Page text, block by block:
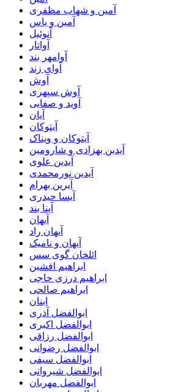
آمین و شهاب مظفری
آمین و یاس
آنوئیل
آواتار
آوامهر بند
آوای زند
آوش
آوش سپهری
آوید و صفایی
آیان
آیتوکان
آیتوکان و ویناک
آیدین بهزادی و شارومین
آیدین علوی
آیدین نورمحمدی
آیرین بهرام
آیسا حیدری
آینا بند
آیهان
آیهان راد
آیهان و نامیک
ائلخان گوی سس
ابراهیم افشین
ابراهیم درزی حاجی
ابراهیم صالحی
ابنان
ابوالفضل آذری
ابوالفضل اکبری
ابوالفضل رزاقی
ابوالفضل رضوانی
ابوالفضل سیفی
ابوالفضل شیروانی
ابوالفضل مهربان